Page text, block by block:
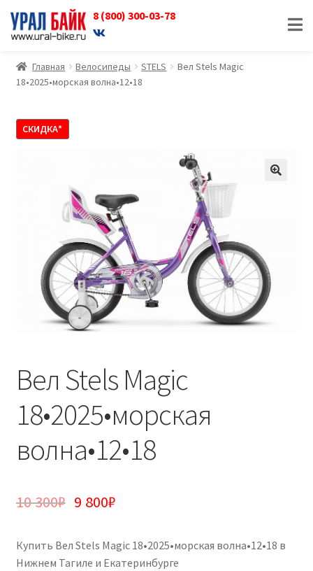
8 (800) 300-03-78
Перейти
к
навигации
Перейти
к
содержимому
Главная Велосипеды STELS
Вел Stels Magic
18•2025•морская волна•12•18
СКИДКА*
Вел Stels Magic
18•2025•морская
волна•12•18
10 300₽ 9 800₽
Купить Вел Stels Magic 18•2025•морская волна•12•18 в
Нижнем Тагиле и Екатеринбурге